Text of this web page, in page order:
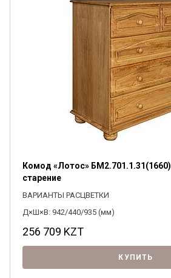
Комод «Лотос»
старение
ВАРИАНТЫ РАСЦВЕТКИ
Д×Ш×В: 942/440/935 (мм)
256 709 KZT
КУПИТЬ